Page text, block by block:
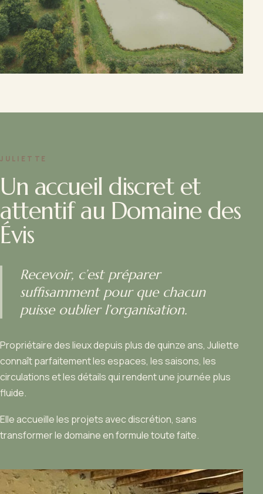
JULIETTE
Un accueil discret et
attentif au Domaine des
Évis
Recevoir, c’est préparer
suffisamment pour que chacun
puisse oublier l’organisation.
Propriétaire des lieux depuis plus de quinze ans, Juliette
connaît parfaitement les espaces, les saisons, les
circulations et les détails qui rendent une journée plus
fluide.
Elle accueille les projets avec discrétion, sans
transformer le domaine en formule toute faite.